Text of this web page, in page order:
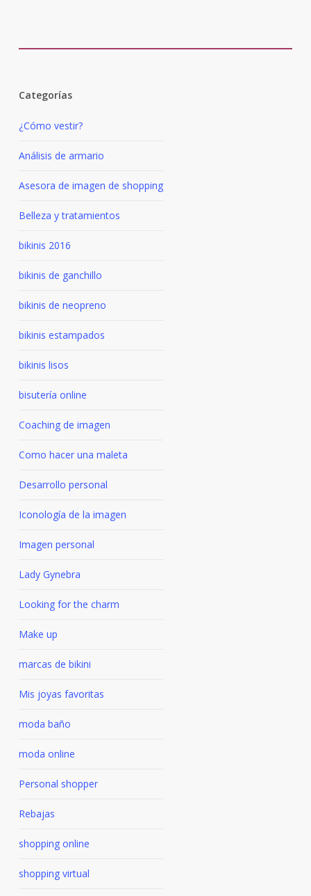
Categorías
¿Cómo vestir?
Análisis de armario
Asesora de imagen de shopping
Belleza y tratamientos
bikinis 2016
bikinis de ganchillo
bikinis de neopreno
bikinis estampados
bikinis lisos
bisutería online
Coaching de imagen
Como hacer una maleta
Desarrollo personal
Iconología de la imagen
Imagen personal
Lady Gynebra
Looking for the charm
Make up
marcas de bikini
Mis joyas favoritas
moda baño
moda online
Personal shopper
Rebajas
shopping online
shopping virtual